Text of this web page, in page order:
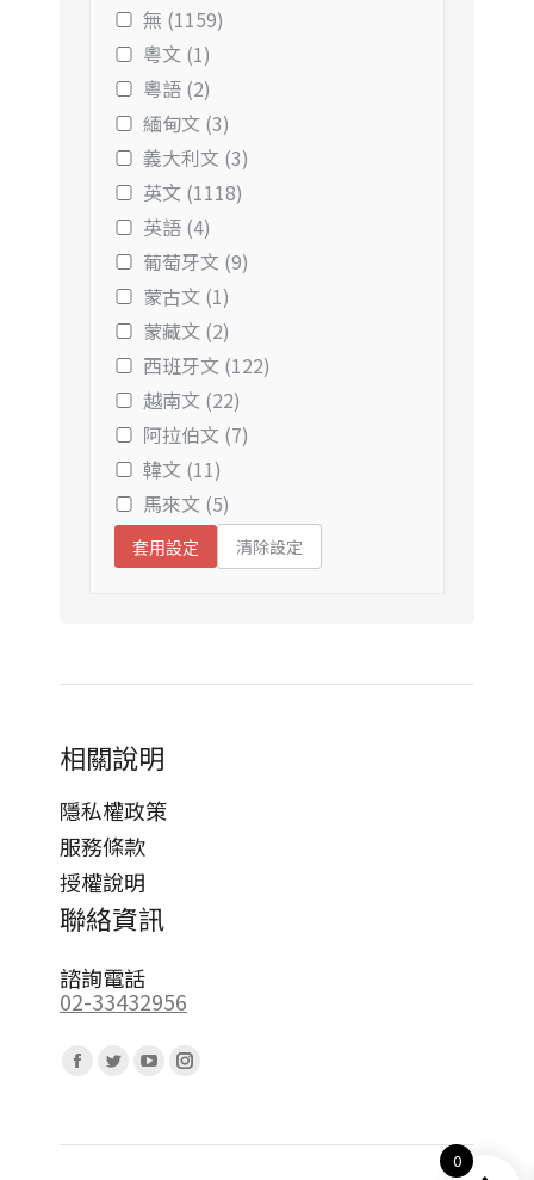
無 (1159)
粵文 (1)
粵語 (2)
緬甸文 (3)
義大利文 (3)
英文 (1118)
英語 (4)
葡萄牙文 (9)
蒙古文 (1)
蒙藏文 (2)
西班牙文 (122)
越南文 (22)
阿拉伯文 (7)
韓文 (11)
馬來文 (5)
套用設定 清除設定
相關說明
隱私權政策
服務條款
授權說明
聯絡資訊
諮詢電話
02-33432956
Facebook
opens
Twitter
opens
YouTube
opens
Instagram
opens
0